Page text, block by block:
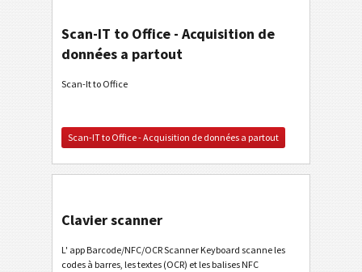
Scan-IT to Office - Acquisition de
données a partout
Scan-It to Office
Scan-IT to Office - Acquisition de données a partout
Clavier scanner
L' app Barcode/NFC/OCR Scanner Keyboard scanne les
codes à barres, les textes (OCR) et les balises NFC